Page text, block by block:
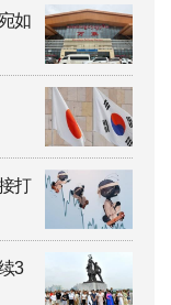
如
打
3